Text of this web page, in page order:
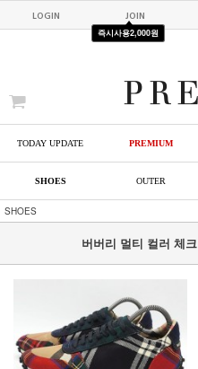
LOGIN JOIN
즉시사용2,000원
TODAY UPDATE PREMIUM
SHOES OUTER
SHOES
버버리 멀티 컬러 체